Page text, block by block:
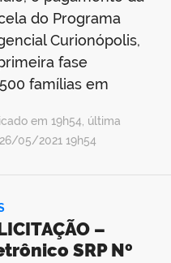
do Programa
Curionópolis,
fase
famílias em
em 19h54, última
05/2021 19h54
–
SRP Nº